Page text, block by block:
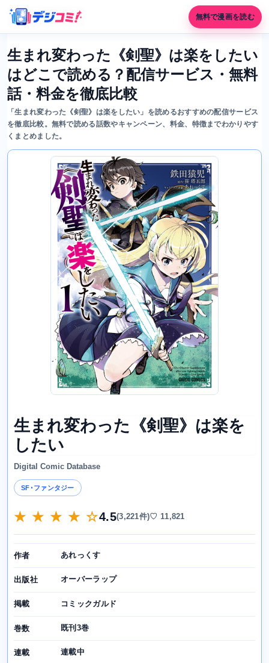
無料で漫画を読む
生まれ変わった《剣聖》は楽をしたい
はどこで読める？配信サービス・無料
話・料金を徹底比較
「生まれ変わった《剣聖》は楽をしたい」を読めるおすすめの配信サービス
を徹底比較。無料で読める話数やキャンペーン、料金、特徴までわかりやす
くまとめました。
生まれ変わった《剣聖》は楽を
したい
Digital Comic Database
SF･ファンタジー
★ ★ ★ ★ ☆4.5(3,221件)♡ 11,821
作者 あれっくす
出版社 オーバーラップ
掲載 コミックガルド
巻数 既刊3巻
連載 連載中